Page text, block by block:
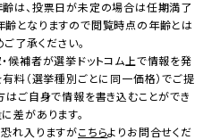
は、投票日が未定の場合は任期満了
となりますので閲覧時点の年齢とは
了承ください。
候補者が選挙ドットコム上で情報を発
有料（選挙種別ごとに同一価格）でご提
はご自身で情報を書き込むことができ
差があります。
れ入りますがこちらよりお問合せくだ